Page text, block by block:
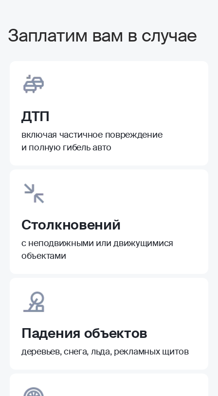
Заплатим вам в случае
ДТП
включая частичное повреждение
и полную гибель авто
Столкновений
с неподвижными или движущимися
объектами
Падения объектов
деревьев, снега, льда, рекламных щитов